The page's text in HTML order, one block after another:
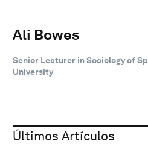
Ali Bowes
Senior Lecturer in Sociology of
University
Últimos Artículos